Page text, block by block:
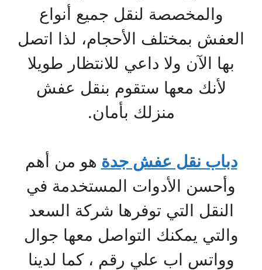
والمخصصة لنقل جميع أنواع
العفش بمختلف الأحجام، لذا اتصل
بها الآن ولا داعي للانتظار طويلا
لأنك معها ستقوم بنقل عفش
منزلك بأمان.
دباب نقل عفش جدة هو من أهم
وأحسن الأدوات المستخدمة في
النقل التي توفرها شركة السعد
والتي يمكنك التواصل معها جوال
وواتس اب علي رقم ، كما لدينا